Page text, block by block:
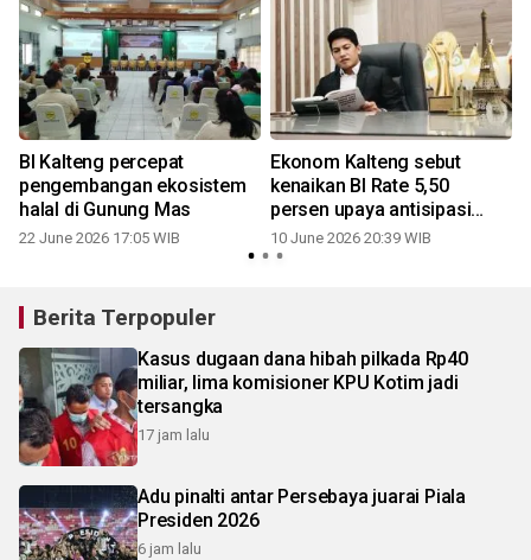
BI Kalteng percepat
pengembangan ekosistem
halal di Gunung Mas
22 June 2026 17:05 WIB
Ekonom Kalteng sebut
kenaikan BI Rate 5,50
persen upaya antisipasi
ketidakpastian global
10 June 2026 20:39 WIB
Berita Terpopuler
Kasus dugaan dana hibah pilkada Rp40
miliar, lima komisioner KPU Kotim jadi
tersangka
17 jam lalu
Adu pinalti antar Persebaya juarai Piala
Presiden 2026
6 jam lalu